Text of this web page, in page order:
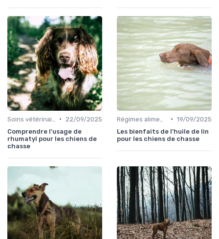
•
22/09/2025
Comprendre l'usage de
rhumatyl pour les chiens de
chasse
• 19/09/2025
Les bienfaits de l'huile de lin
pour les chiens de chasse